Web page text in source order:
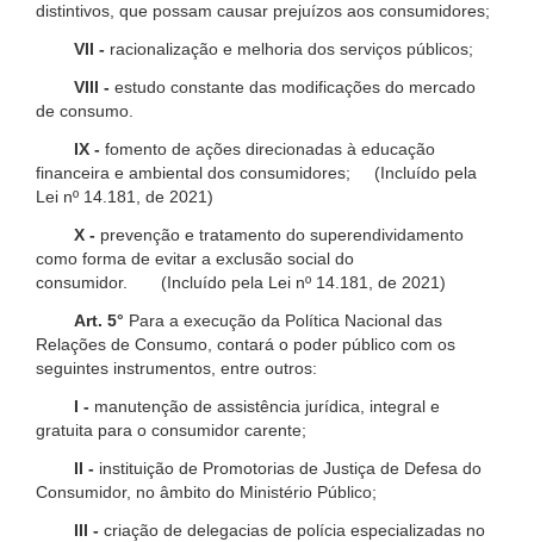
distintivos, que possam causar prejuízos aos consumidores;
VII - racionalização e melhoria dos serviços públicos;
VIII - estudo constante das modificações do mercado
de consumo.
IX - fomento de ações direcionadas à educação
financeira e ambiental dos consumidores; (Incluído pela
Lei nº 14.181, de 2021)
X - prevenção e tratamento do superendividamento
como forma de evitar a exclusão social do
consumidor. (Incluído pela Lei nº 14.181, de 2021)
Art. 5° Para a execução da Política Nacional das
Relações de Consumo, contará o poder público com os
seguintes instrumentos, entre outros:
I - manutenção de assistência jurídica, integral e
gratuita para o consumidor carente;
II - instituição de Promotorias de Justiça de Defesa do
Consumidor, no âmbito do Ministério Público;
III - criação de delegacias de polícia especializadas no